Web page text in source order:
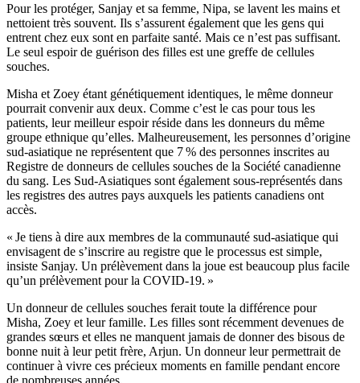
Pour les protéger, Sanjay et sa femme, Nipa, se lavent les mains et
nettoient très souvent. Ils s’assurent également que les gens qui
entrent chez eux sont en parfaite santé. Mais ce n’est pas suffisant.
Le seul espoir de guérison des filles est une greffe de cellules
souches.
Misha et Zoey étant génétiquement identiques, le même donneur
pourrait convenir aux deux. Comme c’est le cas pour tous les
patients, leur meilleur espoir réside dans les donneurs du même
groupe ethnique qu’elles. Malheureusement, les personnes d’origine
sud-asiatique ne représentent que 7 % des personnes inscrites au
Registre de donneurs de cellules souches de la Société canadienne
du sang. Les Sud-Asiatiques sont également sous-représentés dans
les registres des autres pays auxquels les patients canadiens ont
accès.
« Je tiens à dire aux membres de la communauté sud-asiatique qui
envisagent de s’inscrire au registre que le processus est simple,
insiste Sanjay. Un prélèvement dans la joue est beaucoup plus facile
qu’un prélèvement pour la COVID-19. »
Un donneur de cellules souches ferait toute la différence pour
Misha, Zoey et leur famille. Les filles sont récemment devenues de
grandes sœurs et elles ne manquent jamais de donner des bisous de
bonne nuit à leur petit frère, Arjun. Un donneur leur permettrait de
continuer à vivre ces précieux moments en famille pendant encore
de nombreuses années.